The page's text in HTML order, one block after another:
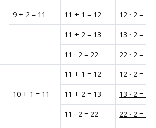
9 + 2 = 11 11 + 1 = 12 12 · 2 = 24
11 + 2 = 13 13 · 2 = 26
11 · 2 = 22 22 · 2 = 44
10 + 1 = 11
11 + 1 = 12 12 · 2 = 24
11 + 2 = 13 13 · 2 = 26
11 · 2 = 22 22 · 2 = 44